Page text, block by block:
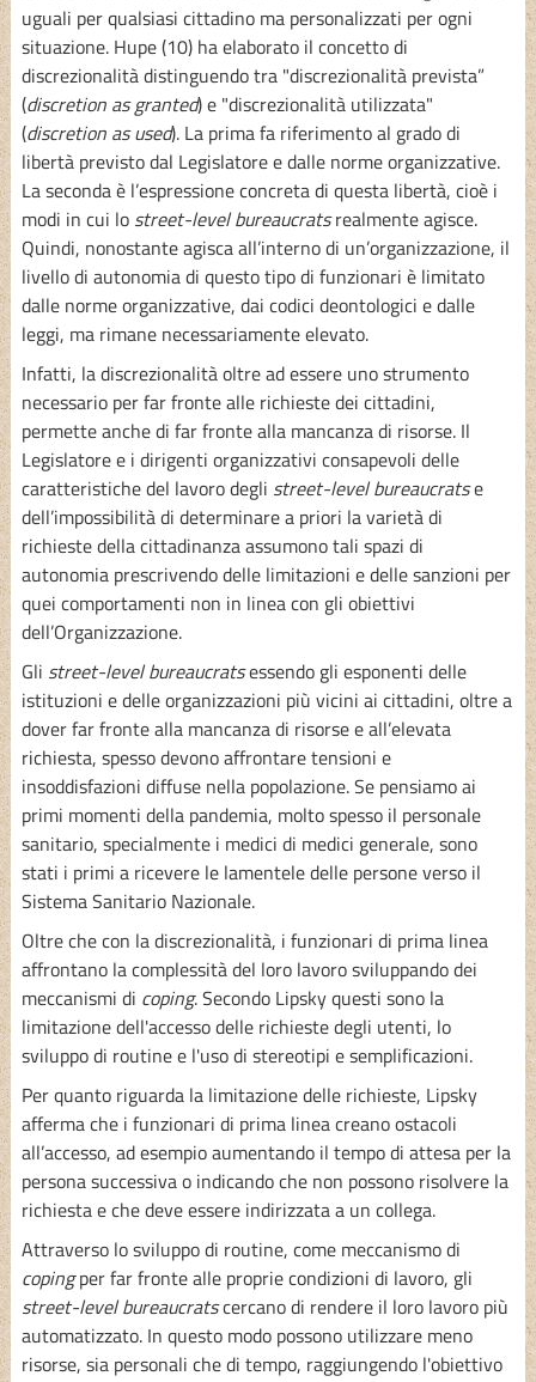
uguali per qualsiasi cittadino ma personalizzati per ogni
situazione. Hupe (10) ha elaborato il concetto di
discrezionalità distinguendo tra "discrezionalità prevista”
(discretion as granted) e "discrezionalità utilizzata"
(discretion as used). La prima fa riferimento al grado di
libertà previsto dal Legislatore e dalle norme organizzative.
La seconda è l’espressione concreta di questa libertà, cioè i
modi in cui lo street-level bureaucratsrealmente agisce.
Quindi, nonostante agisca all’interno di un’organizzazione, il
livello di autonomia di questo tipo di funzionari è limitato
dalle norme organizzative, dai codici deontologici e dalle
leggi, ma rimane necessariamente elevato.
Infatti, la discrezionalità oltre ad essere uno strumento
necessario per far fronte alle richieste dei cittadini,
permette anche di far fronte alla mancanza di risorse. Il
Legislatore e i dirigenti organizzativi consapevoli delle
caratteristiche del lavoro degli street-level bureaucratse
dell’impossibilità di determinare a priori la varietà di
richieste della cittadinanza assumono tali spazi di
autonomia prescrivendo delle limitazioni e delle sanzioni per
quei comportamenti non in linea con gli obiettivi
dell’Organizzazione.
Gli street-level bureaucratsessendo gli esponenti delle
istituzioni e delle organizzazioni più vicini ai cittadini, oltre a
dover far fronte alla mancanza di risorse e all’elevata
richiesta, spesso devono affrontare tensioni e
insoddisfazioni diffuse nella popolazione. Se pensiamo ai
primi momenti della pandemia, molto spesso il personale
sanitario, specialmente i medici di medici generale, sono
stati i primi a ricevere le lamentele delle persone verso il
Sistema Sanitario Nazionale.
Oltre che con la discrezionalità, i funzionari di prima linea
affrontano la complessità del loro lavoro sviluppando dei
meccanismi di coping. Secondo Lipsky questi sono la
limitazione dell'accesso delle richieste degli utenti, lo
sviluppo di routine e l'uso di stereotipi e semplificazioni.
Per quanto riguarda la limitazione delle richieste, Lipsky
afferma che i funzionari di prima linea creano ostacoli
all’accesso, ad esempio aumentando il tempo di attesa per la
persona successiva o indicando che non possono risolvere la
richiesta e che deve essere indirizzata a un collega.
Attraverso lo sviluppo di routine, come meccanismo di
copingper far fronte alle proprie condizioni di lavoro, gli
street-level bureaucratscercano di rendere il loro lavoro più
automatizzato. In questo modo possono utilizzare meno
risorse, sia personali che di tempo, raggiungendo l'obiettivo